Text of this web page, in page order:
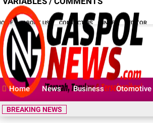
ABOUT US CONTACT US INDEX EDITOR
Home News Business Otomotive
BREAKING NEWS